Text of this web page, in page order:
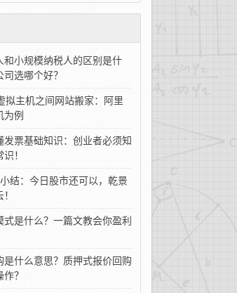
和小规模纳税人的区别是什
选哪个好？
拟主机之间网站搬家：阿里
为例
发票基础知识：创业者必须知
！
结：今日股市还可以，乾景
式是什么？一篇文教会你盈利
是什么意思？质押式报价回购
？